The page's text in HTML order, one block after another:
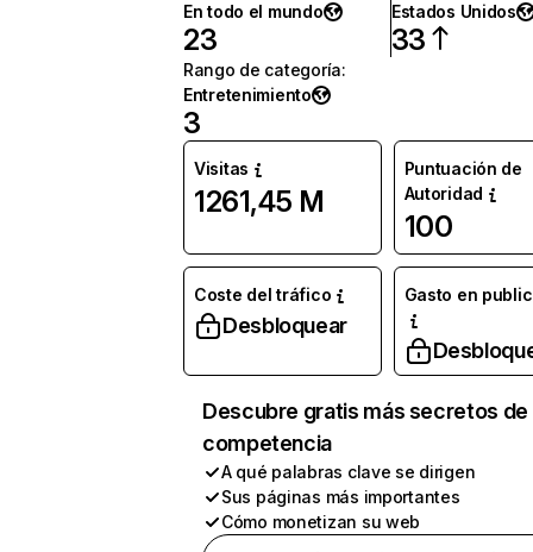
En todo el mundo
23
Estados Unidos
33
Rango de categoría:
Entretenimiento
3
Visitas
1261,45 M
Puntuación de
Autoridad
100
Coste del tráfico
Desbloquear
Gasto en
Descubre gratis más secretos de
competencia
A qué palabras clave se dirigen
Sus páginas más importantes
Cómo monetizan su web